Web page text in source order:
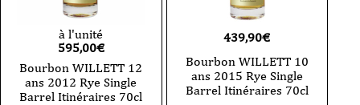
à l'unité
595,00€
Bourbon WILLETT 12
ans 2012 Rye Single
Barrel Itinéraires 70cl
439,90€
Bourbon WILLETT 10
ans 2015 Rye Single
Barrel Itinéraires 70cl